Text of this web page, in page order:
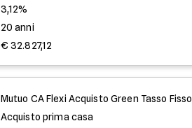
3,12%
20 anni
€ 32.827,12
Mutuo CA Flexi Acquisto Green Tasso Fisso
Acquisto prima casa